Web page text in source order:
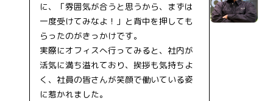
に、「雰囲気が合うと思うから、まずは
一度受けてみなよ！」と背中を押しても
らったのがきっかけです。
実際にオフィスへ行ってみると、社内が
活気に満ち溢れており、挨拶も気持ちよ
く、社員の皆さんが笑顔で働いている姿
に惹かれました。